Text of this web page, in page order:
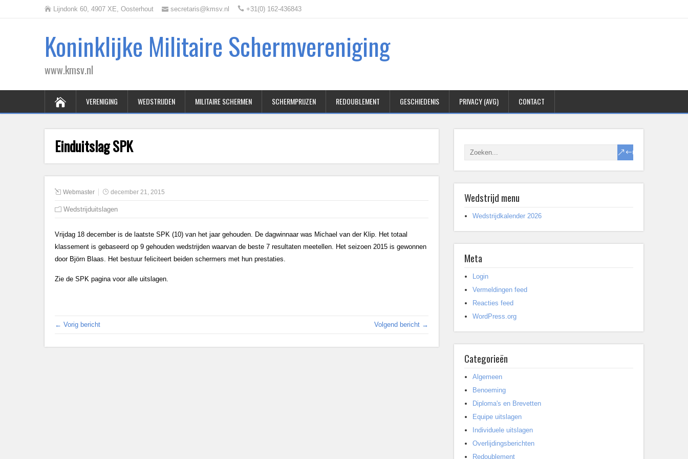
Lijndonk 60, 4907 XE, Oosterhout secretaris@kmsv.nl +31(0) 162-436843
Koninklijke Militaire Schermvereniging
www.kmsv.nl
VERENIGING WEDSTRIJDEN MILITAIRE SCHERMEN SCHERMPRIJZEN REDOUBLEMENT GESCHIEDENIS PRIVACY (AVG) CONTACT
Einduitslag SPK
Webmaster december 21, 2015
Wedstrijduitslagen
Vrijdag 18 december is de laatste SPK (10) van het jaar gehouden. De dagwinnaar was Michael van der Klip. Het totaal
klassement is gebaseerd op 9 gehouden wedstrijden waarvan de beste 7 resultaten meetellen. Het seizoen 2015 is gewonnen
door Björn Blaas. Het bestuur feliciteert beiden schermers met hun prestaties.
Zie de SPK pagina voor alle uitslagen.
← Vorig bericht Volgend bericht →
Wedstrijd menu
Wedstrijdkalender 2026
Meta
Login
Vermeldingen feed
Reacties feed
WordPress.org
Categorieën
Algemeen
Benoeming
Diploma's en Brevetten
Equipe uitslagen
Individuele uitslagen
Overlijdingsberichten
Redoublement